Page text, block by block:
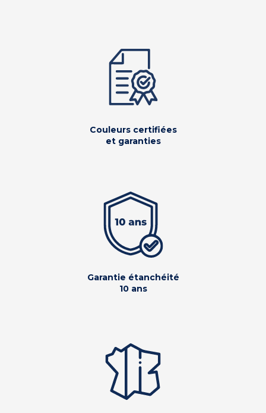
Couleurs certifiées
et garanties
Garantie étanchéité
10 ans